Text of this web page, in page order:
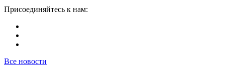
Присоединяйтесь к нам:
Все новости